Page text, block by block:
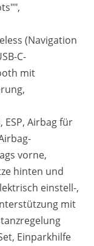
(Navigation
C-
mit
ESP, Airbag für
vorne,
hinten und
einstell-,
mit
Einparkhilfe